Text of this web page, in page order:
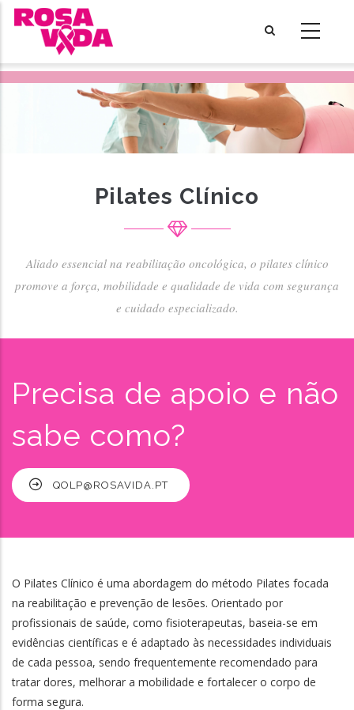
Passar
para
conteúdo
Pilates Clínico
Aliado essencial na reabilitação oncológica, o pilates clínico
promove a força, mobilidade e qualidade de vida com segurança
e cuidado especializado.
Precisa de apoio e não
sabe como?
QOLP@ROSAVIDA.PT
O Pilates Clínico é uma abordagem do método Pilates focada
na reabilitação e prevenção de lesões. Orientado por
profissionais de saúde, como fisioterapeutas, baseia-se em
evidências científicas e é adaptado às necessidades individuais
de cada pessoa, sendo frequentemente recomendado para
tratar dores, melhorar a mobilidade e fortalecer o corpo de
forma segura.